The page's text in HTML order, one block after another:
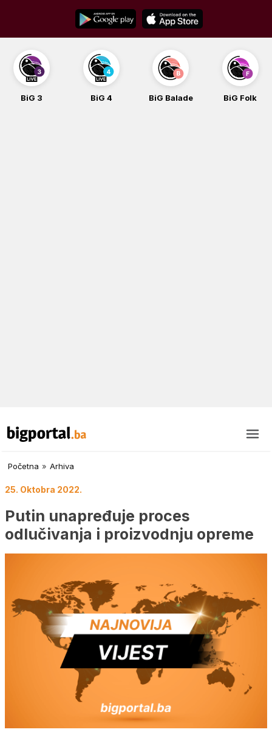
content
BiG 3 BiG 4 BiG Balade BiG Folk
Početna » Arhiva
25. Oktobra 2022.
Putin unapređuje proces
odlučivanja i proizvodnju opreme